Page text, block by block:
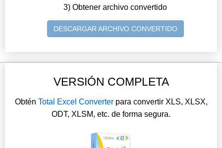
3) Obtener archivo convertido
DESCARGAR ARCHIVO CONVERTIDO
VERSIÓN COMPLETA
Obtén Total Excel Converterpara convertir XLS, XLSX,
ODT, XLSM, etc. de forma segura.